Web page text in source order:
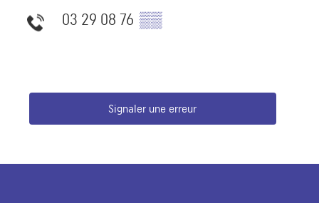
03 29 08 76 ▒▒
Signaler une erreur